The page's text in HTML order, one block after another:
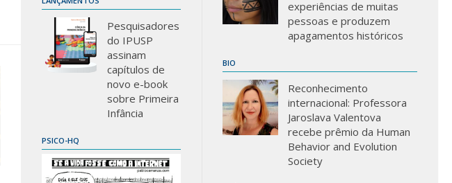
experiências de muitas
pessoas e produzem
apagamentos históricos
BIO
Reconhecimento
internacional: Professora
Jaroslava Valentova
recebe prêmio da Human
Behavior and Evolution
Society
Pesquisadores
do IPUSP
assinam
capítulos de
novo e-book
sobre Primeira
Infância
PSICO-HQ